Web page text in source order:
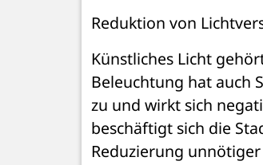
Reduktion von
Künstliches Licht
Beleuchtung hat auch
zu und wirkt sich
beschäftigt sich die
Reduzierung